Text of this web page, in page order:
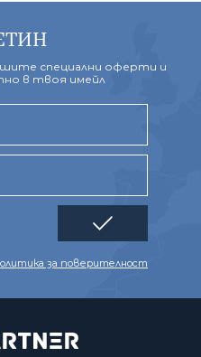
специални оферти и
в твоя имейл
за поверителност